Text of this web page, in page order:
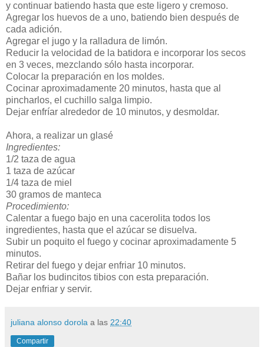
y continuar batiendo hasta que este ligero y cremoso.
Agregar los huevos de a uno, batiendo bien después de
cada adición.
Agregar el jugo y la ralladura de limón.
Reducir la velocidad de la batidora e incorporar los secos
en 3 veces, mezclando sólo hasta incorporar.
Colocar la preparación en los moldes.
Cocinar aproximadamente 20 minutos, hasta que al
pincharlos, el cuchillo salga limpio.
Dejar enfríar alrededor de 10 minutos, y desmoldar.
Ahora, a realizar un glasé
Ingredientes:
1/2 taza de agua
1 taza de azúcar
1/4 taza de miel
30 gramos de manteca
Procedimiento:
Calentar a fuego bajo en una cacerolita todos los
ingredientes, hasta que el azúcar se disuelva.
Subir un poquito el fuego y cocinar aproximadamente 5
minutos.
Retirar del fuego y dejar enfriar 10 minutos.
Bañar los budincitos tibios con esta preparación.
Dejar enfriar y servir.
juliana alonso dorola a las 22:40
Compartir